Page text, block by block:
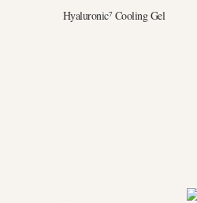
Hyaluronic⁷ Cooling Gel